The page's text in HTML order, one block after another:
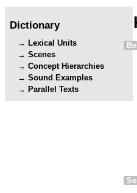
Dictionary
Lexical Units
Scenes
Concept Hierarchies
Sound Examples
Parallel Texts